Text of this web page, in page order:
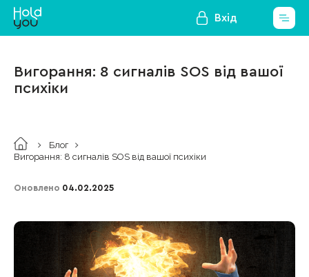
Вхід
Вигорання: 8 сигналів SOS від вашої
психіки
Блог
Вигорання: 8 сигналів SOS від вашої психіки
Оновлено 04.02.2025